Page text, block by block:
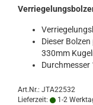
Die­ser
330mm
Durch­mes­ser
Art.Nr.: JTA22532
Lieferzeit:
1-2